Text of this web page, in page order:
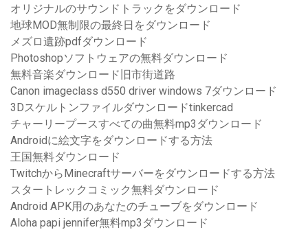
オリジナルのサウンドトラックをダウンロード
地球MOD無制限の最終日をダウンロード
メズロ遺跡pdfダウンロード
Photoshopソフトウェアの無料ダウンロード
無料音楽ダウンロード旧市街道路
Canon imageclass d550 driver windows 7ダウンロード
3Dスケルトンファイルダウンロードtinkercad
チャーリープースすべての曲無料mp3ダウンロード
Androidに絵文字をダウンロードする方法
王国無料ダウンロード
TwitchからMinecraftサーバーをダウンロードする方法
スタートレックコミック無料ダウンロード
Android APK用のあなたのチューブをダウンロード
Aloha papi jennifer無料mp3ダウンロード